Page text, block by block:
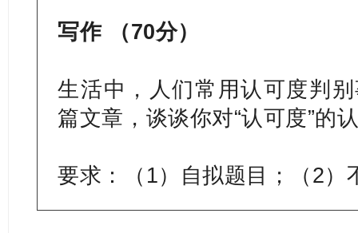
写作 （70分）
生活中，人们常用认可度判
篇文章，谈谈你对“认可度”的
要求：（1）自拟题目；（2）